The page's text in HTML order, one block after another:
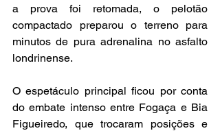
a prova foi retomada, o pelotão
compactado preparou o terreno para
minutos de pura adrenalina no asfalto
londrinense.
O espetáculo principal ficou por conta
do embate intenso entre Fogaça e Bia
Figueiredo, que trocaram posições e